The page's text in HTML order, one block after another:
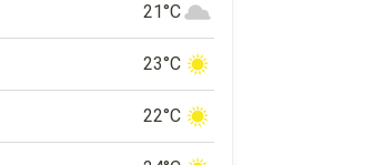
21°C
23°C
22°C